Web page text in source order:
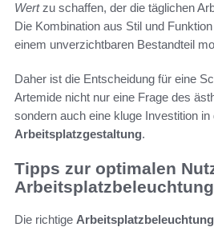
Wertzu schaffen, der die täglichen
Die Kombination aus Stil und
einem unverzichtbaren Bestandteil
Daher ist die Entscheidung für eine
Artemide nicht nur eine Frage des
sondern auch eine kluge Investition in
Arbeitsplatzgestaltung.
Tipps zur optimalen
Arbeitsplatzbeleuchtung
Die richtige Arbeitsplatzbeleuchtung